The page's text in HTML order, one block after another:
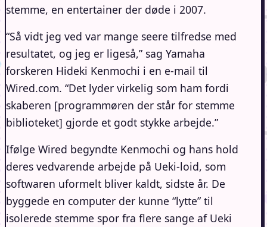
stemme, en entertainer der døde i 2007.
“Så vidt jeg ved var mange seere tilfredse med
resultatet, og jeg er ligeså,” sag Yamaha
forskeren Hideki Kenmochi i en e-mail til
Wired.com. “Det lyder virkelig som ham fordi
skaberen [programmøren der står for stemme
biblioteket] gjorde et godt stykke arbejde.”
Ifølge Wired begyndte Kenmochi og hans hold
deres vedvarende arbejde på Ueki-loid, som
softwaren uformelt bliver kaldt, sidste år. De
byggede en computer der kunne “lytte” til
isolerede stemme spor fra flere sange af Ueki